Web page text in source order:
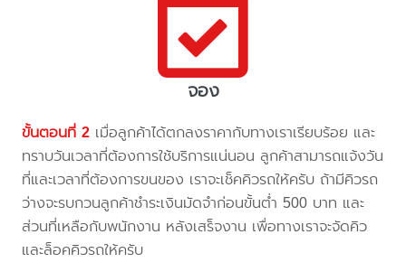
จอง
ขั้นตอนที่ 2 เมื่อลูกค้าได้ตกลงราคากับทางเราเรียบร้อย และ
ทราบวันเวลาที่ต้องการใช้บริการแน่นอน ลูกค้าสามารถแจ้งวัน
ที่และเวลาที่ต้องการขนของ เราจะเช็คคิวรถให้ครับ ถ้ามีคิวรถ
ว่างจะรบกวนลูกค้าชำระเงินมัดจำก่อนขั้นต่ำ 500 บาท และ
ส่วนที่เหลือกับพนักงาน หลังเสร็จงาน เพื่อทางเราจะจัดคิว
และล็อคคิวรถให้ครับ